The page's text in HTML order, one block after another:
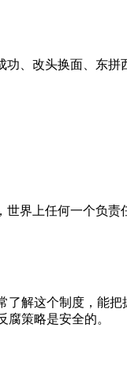
、改头换面、东
界上任何一个负
了解这个制度，能
策略是安全的。